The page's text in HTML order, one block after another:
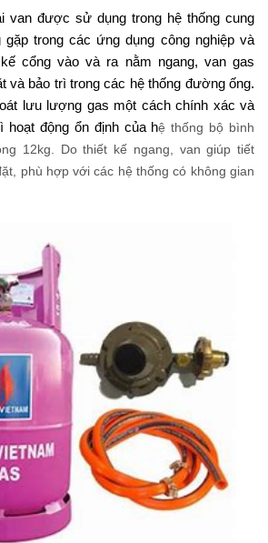
van được sử dụng trong hệ thống cung
trong các ứng dụng công nghiệp và
cổng vào và ra nằm ngang, van gas
và bảo trì trong các hệ thống đường ống.
lưu lượng gas một cách chính xác và
hoạt động ổn định của hệ thống bộ bình
12kg. Do thiết kế ngang, van giúp tiết
phù hợp với các hệ thống có không gian